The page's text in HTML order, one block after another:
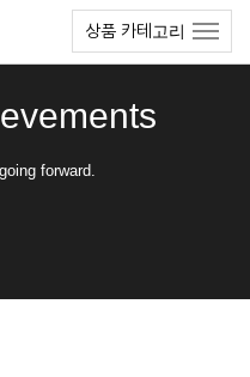
상품 카테고리
forward.